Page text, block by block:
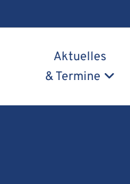
Aktuelles
& Termine